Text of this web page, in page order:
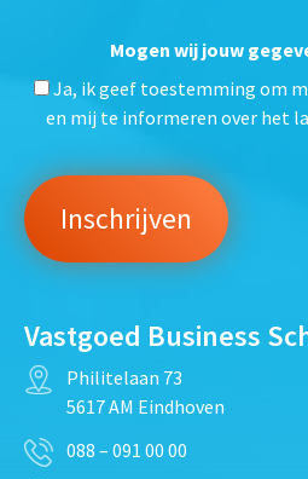
Mogen wij jouw
Ja, ik geef toestemming om
en mij te informeren over het
Vastgoed Business
Philitelaan 73
5617 AM Eindhoven
088 – 091 00 00